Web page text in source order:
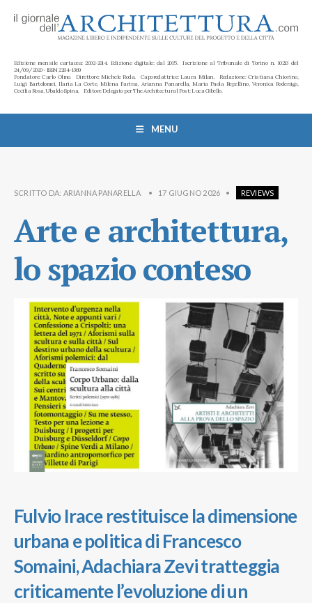
Edizione mensile cartacea: 2002-2014. Edizione digitale: dal 2015. Iscrizione al Tribunale di Torino n. 10213 del
24/09/2020 - ISSN 2284-1369
Fondatore: Carlo Olmo. Direttore: Michele Roda. Caporedattrice: Laura Milan. Redazione: Cristiana Chiorino,
Luigi Bartolomei, Ilaria La Corte, Milena Farina, Arianna Panarella, Maria Paola Repellino, Veronica Rodenigo,
Cecilia Rosa, Ubaldo Spina. Editore Delegato per The Architectural Post: Luca Gibello.
MENU
SCRITTO DA: ARIANNA PANARELLA • 17 GIUGNO 2026 • REVIEWS
Arte e architettura,
lo spazio conteso
Fulvio Irace restituisce la dimensione
urbana e politica di Francesco
Somaini, Adachiara Zevi tratteggia
criticamente l’evoluzione di un